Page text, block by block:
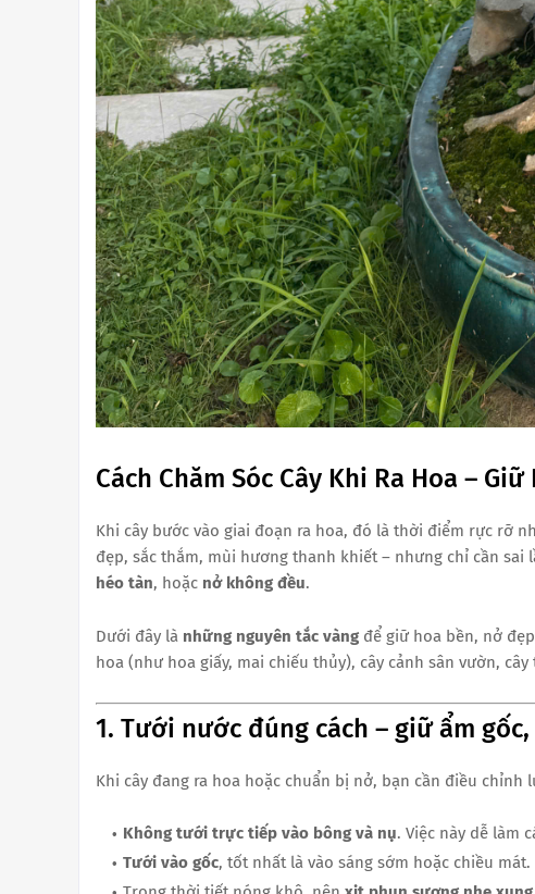
Cách Chăm Sóc Cây Khi Ra Hoa –
Khi cây bước vào giai đoạn ra hoa, đó là thời điểm rực rỡ
đẹp, sắc thắm, mùi hương thanh khiết – nhưng chỉ cần
héo tàn, hoặc nở không đều.
Dưới đây là những nguyên tắc vàng để giữ hoa bền, nở
hoa (như hoa giấy, mai chiếu thủy), cây cảnh sân vườn,
1. Tưới nước đúng cách – giữ ẩm
Khi cây đang ra hoa hoặc chuẩn bị nở, bạn cần điều chỉnh
Không tưới trực tiếp vào bông và nụ. Việc này dễ làm
Tưới vào gốc, tốt nhất là vào sáng sớm hoặc chiều mát.